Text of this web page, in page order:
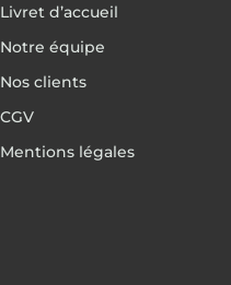
Livret d’accueil
Notre équipe
Nos clients
CGV
Mentions légales